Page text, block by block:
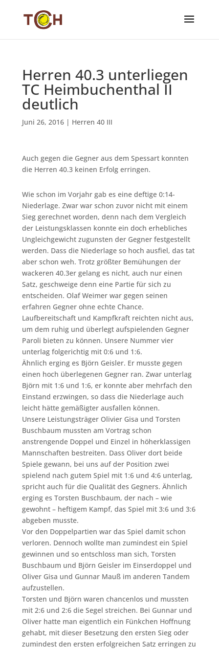
Herren 40.3 unterliegen
TC Heimbuchenthal II
deutlich
Juni 26, 2016| Herren 40 III
Auch gegen die Gegner aus dem Spessart konnten
die Herren 40.3 keinen Erfolg erringen.
Wie schon im Vorjahr gab es eine deftige 0:14-
Niederlage. Zwar war schon zuvor nicht mit einem
Sieg gerechnet worden, denn nach dem Vergleich
der Leistungsklassen konnte ein doch erhebliches
Ungleichgewicht zugunsten der Gegner festgestellt
werden. Dass die Niederlage so hoch ausfiel, das tat
aber schon weh. Trotz größter Bemühungen der
wackeren 40.3er gelang es nicht, auch nur einen
Satz, geschweige denn eine Partie für sich zu
entscheiden. Olaf Weimer war gegen seinen
erfahren Gegner ohne echte Chance.
Laufbereitschaft und Kampfkraft reichten nicht aus,
um dem ruhig und überlegt aufspielenden Gegner
Paroli bieten zu können. Unsere Nummer vier
unterlag folgerichtig mit 0:6 und 1:6.
Ähnlich erging es Björn Geisler. Er musste gegen
einen hoch überlegenen Gegner ran. Zwar unterlag
Björn mit 1:6 und 1:6, er konnte aber mehrfach den
Einstand erzwingen, so dass die Niederlage auch
leicht hätte gemäßigter ausfallen können.
Unsere Leistungsträger Olivier Gisa und Torsten
Buschbaum mussten am Vortrag schon
anstrengende Doppel und Einzel in höherklassigen
Mannschaften bestreiten. Dass Oliver dort beide
Spiele gewann, bei uns auf der Position zwei
spielend nach gutem Spiel mit 1:6 und 4:6 unterlag,
spricht auch für die Qualität des Gegners. Ähnlich
erging es Torsten Buschbaum, der nach – wie
gewohnt – heftigem Kampf, das Spiel mit 3:6 und 3:6
abgeben musste.
Vor den Doppelpartien war das Spiel damit schon
verloren. Dennoch wollte man zumindest ein Spiel
gewinnen und so entschloss man sich, Torsten
Buschbaum und Björn Geisler im Einserdoppel und
Oliver Gisa und Gunnar Mauß im anderen Tandem
aufzustellen.
Torsten und Björn waren chancenlos und mussten
mit 2:6 und 2:6 die Segel streichen. Bei Gunnar und
Oliver hatte man eigentlich ein Fünkchen Hoffnung
gehabt, mit dieser Besetzung den ersten Sieg oder
zumindest den ersten erfolgreichen Satz erringen zu